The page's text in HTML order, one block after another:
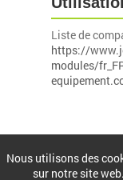
Liste de
https://
modules/
Nous utilisons des
sur notre site